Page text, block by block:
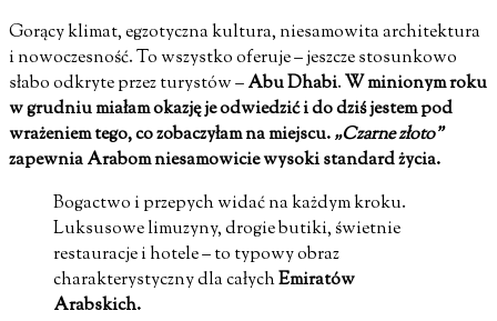
Gorący klimat, egzotyczna kultura, niesamowita architektura
i nowoczesność. To wszystko oferuje – jeszcze stosunkowo
słabo odkryte przez turystów –Abu Dhabi.W minionym roku
w grudniu miałam okazję je odwiedzić i do dziś jestem pod
wrażeniem tego, co zobaczyłam na miejscu.„Czarne złoto”
zapewnia Arabom niesamowicie wysoki standard życia.
Bogactwo i przepych widać na każdym kroku.
Luksusowe limuzyny, drogie butiki, świetnie
restauracje i hotele – to typowy obraz
charakterystyczny dla całychEmiratów
Arabskich.